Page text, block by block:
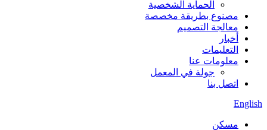
الحماية الشخصية
مصنوع بطريقة مخصصة
معالجة التصميم
أخبار
التعليمات
معلومات عنا
جولة في المعمل
اتصل بنا
English
مسكن